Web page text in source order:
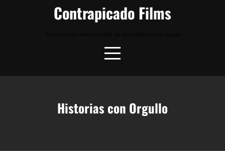
Contrapicado Films
Historias con Orgullo